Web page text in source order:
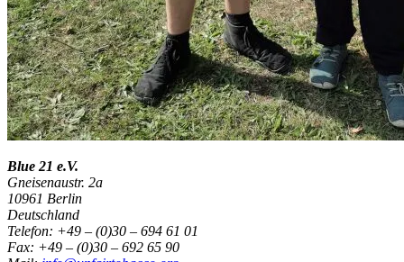
Blue 21 e.V.
Gneisenaustr. 2a
10961 Berlin
Deutschland
Telefon: +49 – (0)30 – 694 61 01
Fax: +49 – (0)30 – 692 65 90